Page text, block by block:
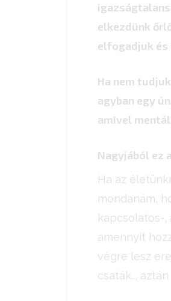
elkezdünk
elfogadjuk és
Ha nem
agyban egy
amivel
Nagyjából ez
Ha az
mondanám,
kapcsolatos-
amennyit
végre lesz
csaták..,